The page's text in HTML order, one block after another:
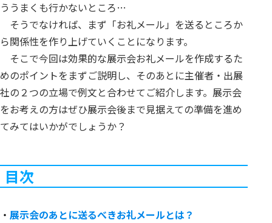
ううまくも行かないところ…
そうでなければ、まず「お礼メール」を送るところか
ら関係性を作り上げていくことになります。
そこで今回は効果的な展示会お礼メールを作成するた
めのポイントをまずご説明し、そのあとに主催者・出展
社の２つの立場で例文と合わせてご紹介します。展示会
をお考えの方はぜひ展示会後まで見据えての準備を進め
てみてはいかがでしょうか？
目次
・ 展示会のあとに送るべきお礼メールとは？